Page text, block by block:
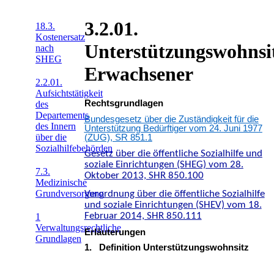
18.3.
Kostenersatz
nach
SHEG
2.2.01.
Aufsichtstätigkeit
des
Departements
des Innern
über die
Sozialhilfebehörden
7.3.
Medizinische
Grundversorgung
1
Verwaltungsrechtliche
Grundlagen
3.2.01.
Erwachsener
Rechtsgrundlagen
Bundesgesetz über die Zuständigkeit für die
Unterstützung Bedürftiger vom 24. Juni 1977
(ZUG), SR 851.1
Gesetz über die öffentliche Sozialhilfe und
soziale Einrichtungen (SHEG) vom 28.
Oktober 2013, SHR 850.100
Verordnung über die öffentliche Sozialhilfe
und soziale Einrichtungen (SHEV) vom 18.
Februar 2014, SHR 850.111
Erläuterungen
1. Definition Unterstützungswohnsitz